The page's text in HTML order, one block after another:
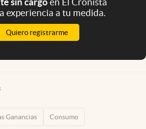
experiencia a tu medida.
Quiero registrarme
Ganancias Consumo